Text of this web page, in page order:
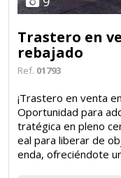
Trastero en
rebajado
Ref. 01793
¡Trastero en venta
Oportunidad para
tratégica en pleno
eal para liberar de
enda, ofreciéndote